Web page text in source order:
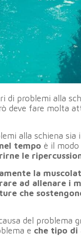
di problemi alla
deve fare molta
alla schiena sia
tempo è il
le
la
ad allenare i
che
del problema
e che tipo